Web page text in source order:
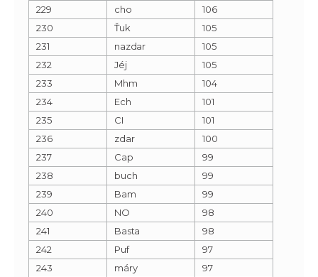
229
cho
106
230
Ťuk
105
231
nazdar
105
232
Jéj
105
233
Mhm
104
234
Ech
101
235
CI
101
236
zdar
100
237
Cap
99
238
buch
99
239
Bam
99
240
NO
98
241
Basta
98
242
Puf
97
243
máry
97